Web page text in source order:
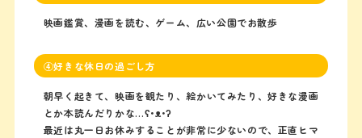
映画鑑賞、漫画を読む、ゲーム、広い公園でお散歩
④好きな休日の過ごし方
朝早く起きて、映画を観たり、絵かいてみたり、好きな漫画
とか本読んだりかな…ʕ•ᴥ•ʔ
最近は丸一日お休みすることが非常に少ないので、正直ヒマ